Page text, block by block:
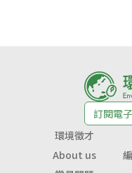
訂閱電
環境徵才
About us